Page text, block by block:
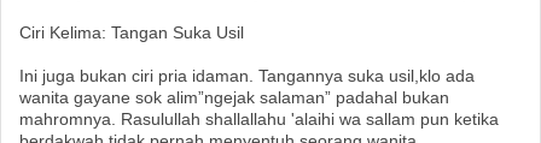
Ciri Kelima: Tangan Suka Usil
Ini juga bukan ciri pria idaman. Tangannya suka usil,klo ada
wanita gayane sok alim”ngejak salaman” padahal bukan
mahromnya. Rasulullah shallallahu 'alaihi wa sallam pun ketika